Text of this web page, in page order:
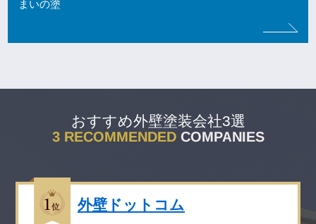
まいの塗
おすすめ外壁塗装会社3選
外壁ドットコム